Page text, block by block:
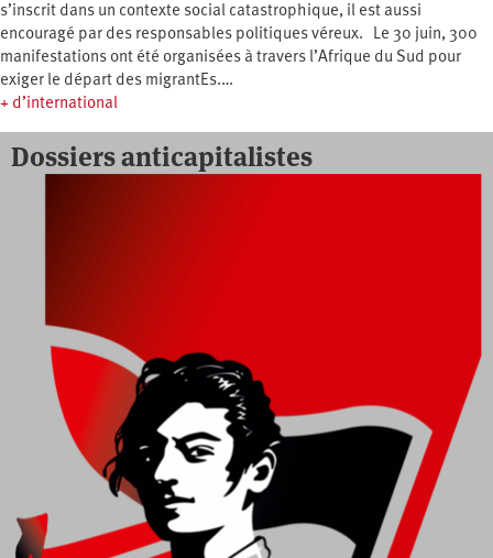
s’inscrit dans un contexte social catastrophique, il est aussi
encouragé par des responsables politiques véreux. Le 30 juin, 300
manifestations ont été organisées à travers l’Afrique du Sud pour
exiger le départ des migrantEs.…
+ d’international
Dossiers anticapitalistes